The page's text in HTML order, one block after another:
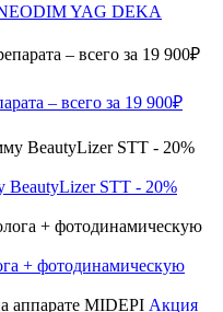
YAG DEKA
– всего за 19 900₽
BeautyLizer STT - 20%
+ фотодинамическую
Акция